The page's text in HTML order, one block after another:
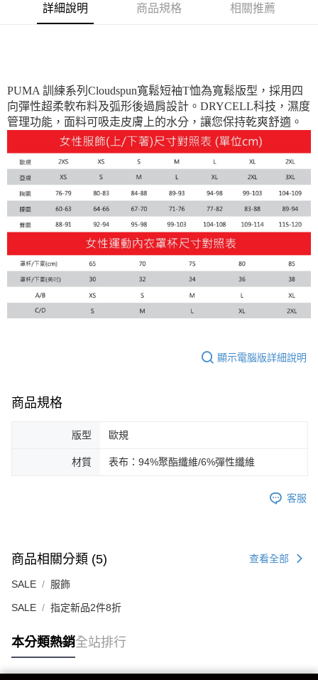
付款後7-11取貨
每筆NT$100，滿NT$1,800(含以上)免運費
宅配貨到付款(離島恕不配送)
每筆NT$180
詳細說明 商品規格 相關推薦
PUMA 訓練系列Cloudspun寬鬆短袖T恤為寬鬆版型，採用四
向彈性超柔軟布料及弧形後過肩設計。DRYCELL科技，濕度
管理功能，面料可吸走皮膚上的水分，讓您保持乾爽舒適。
顯示電腦版詳細說明
商品規格
版型 歐規
材質 表布：94%聚酯纖維/6%彈性纖維
客服
商品相關分類 (5) 查看全部
SALE 服飾
SALE 指定新品2件8折
本分類熱銷全站排行